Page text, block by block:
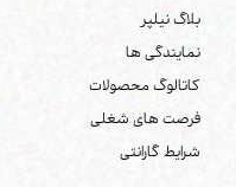
بلاگ نیلپر
نمایندگی ها
کاتالوگ محصولات
فرصت های شغلی
شرایط گارانتی